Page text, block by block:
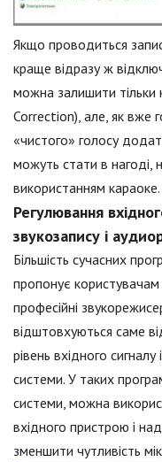
Якщо проводиться
краще відразу ж
можна залишити тільки
Correction), але, як вже
«чистого» голосу
можуть стати в нагоді,
використанням караоке.
Регулювання
звукозапису і
Більшість сучасних
пропонує
професійні
відштовхуються саме
рівень вхідного
системи. У таких
системи, можна
вхідного пристрою і
зменшити чутливість